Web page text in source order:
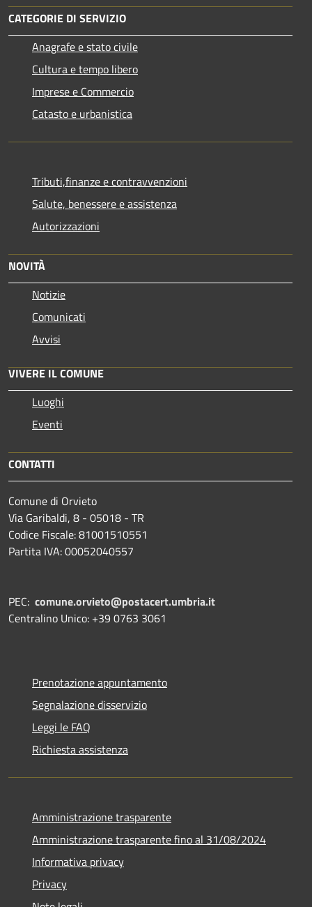
CATEGORIE DI SERVIZIO
Anagrafe e stato civile
Cultura e tempo libero
Imprese e Commercio
Catasto e urbanistica
Tributi,finanze e contravvenzioni
Salute, benessere e assistenza
Autorizzazioni
NOVITÀ
Notizie
Comunicati
Avvisi
VIVERE IL COMUNE
Luoghi
Eventi
CONTATTI
Comune di Orvieto
Via Garibaldi, 8 - 05018 - TR
Codice Fiscale: 81001510551
Partita IVA: 00052040557
PEC: comune.orvieto@postacert.umbria.it
Centralino Unico: +39 0763 3061
Prenotazione appuntamento
Segnalazione disservizio
Leggi le FAQ
Richiesta assistenza
Amministrazione trasparente
Amministrazione trasparente fino al 31/08/2024
Informativa privacy
Privacy